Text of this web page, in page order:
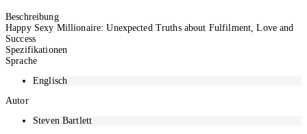
Beschreibung
Happy Sexy Millionaire: Unexpected Truths about Fulfilment, Love and
Success
Spezifikationen
Sprache
Englisch
Autor
Steven Bartlett